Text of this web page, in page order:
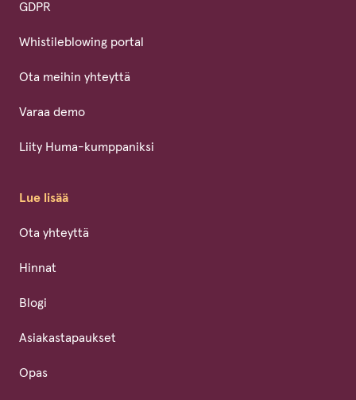
GDPR
Whistileblowing portal
Ota meihin yhteyttä
Varaa demo
Liity Huma-kumppaniksi
Lue lisää
Ota yhteyttä
Hinnat
Blogi
Asiakastapaukset
Opas